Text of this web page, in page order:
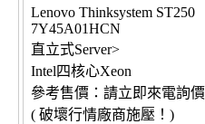
Lenovo Thinksystem ST250
7Y45A01HCN
直立式Server>
Intel四核心Xeon
參考售價：請立即來電詢價
( 破壞行情廠商施壓！)